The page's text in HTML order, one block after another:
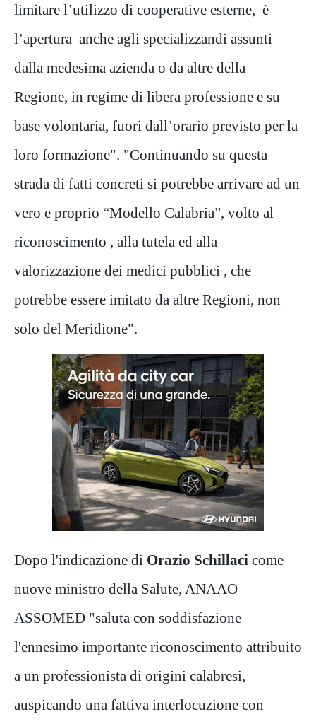
limitare l’utilizzo di cooperative esterne, è
l’apertura anche agli specializzandi assunti
dalla medesima azienda o da altre della
Regione, in regime di libera professione e su
base volontaria, fuori dall’orario previsto per la
loro formazione". "Continuando su questa
strada di fatti concreti si potrebbe arrivare ad un
vero e proprio “Modello Calabria”, volto al
riconoscimento , alla tutela ed alla
valorizzazione dei medici pubblici , che
potrebbe essere imitato da altre Regioni, non
solo del Meridione".
Dopo l'indicazione di Orazio Schillaci come
nuove ministro della Salute, ANAAO
ASSOMED "saluta con soddisfazione
l'ennesimo importante riconoscimento attribuito
a un professionista di origini calabresi,
auspicando una fattiva interlocuzione con